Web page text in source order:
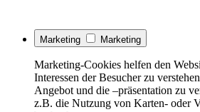
Marketing Marketing
Marketing-Cookies helfen den
Interessen der Besucher zu
Angebot und die –präsentation zu
z.B. die Nutzung von Karten- oder